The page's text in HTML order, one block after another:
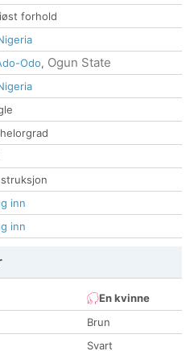
forhold
Odo, Ogun State
inn
inn
En kvinne
Brun
Svart